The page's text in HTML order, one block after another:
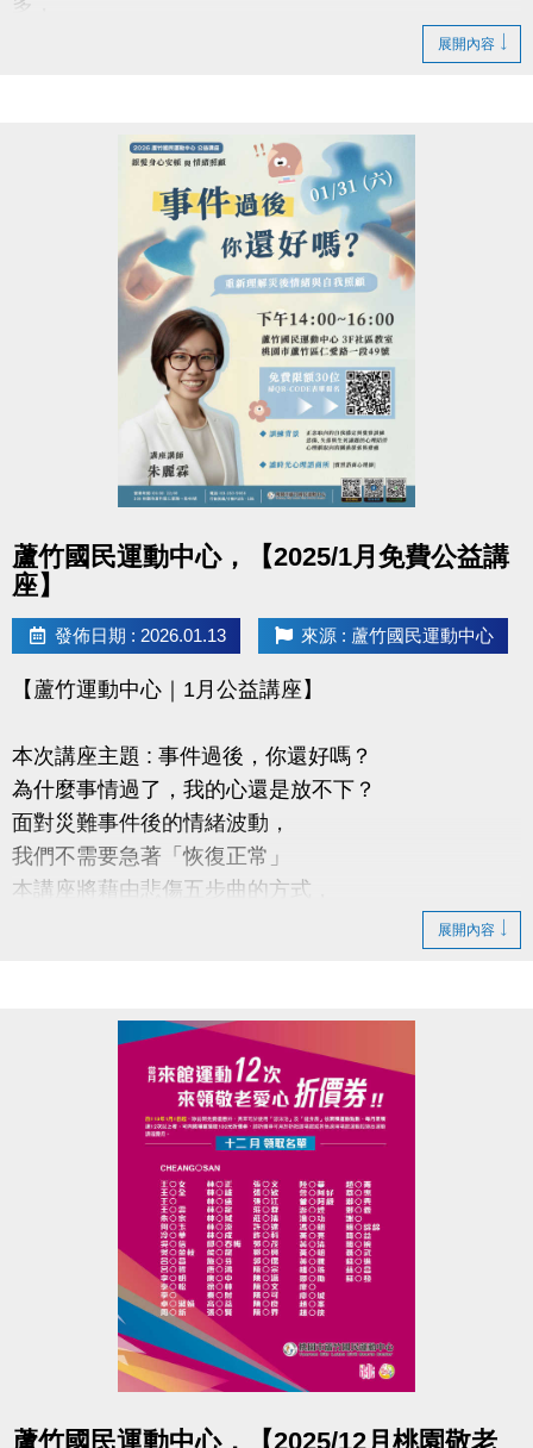
還有部分課程即將開課，只差幾位小小探險家就能啟
快跟著「蘆寶」和「薇薇」一起勇闖雪樂園，
留下最歡樂、最難忘的冬日回憶吧～
【加碼優惠】
凡報名球類營隊任兩梯享9折優惠，三梯享88折優惠!!
【報名資訊】開課前皆可報名，把握最後機會！
報名只到115/1/25(日)請別錯過囉
-洽詢專線：03-2639066 #115、116
-官網 :
https://www.lzsports.com.tw/zh_TW/news/pageID/1/
-FB : 桃園市蘆竹國民運動中心
-IG : @luzhusports
展開內容
蘆竹國民運動中心，【2025/1月免費公益講
座】
發佈日期 : 2026.01.13 來源 : 蘆竹國民運動中心
【蘆竹運動中心｜1月公益講座】
本次講座主題 : 事件過後，你還好嗎？
為什麼事情過了，我的心還是放不下？
面對災難事件後的情緒波動，
我們不需要急著「恢復正常」
本講座將藉由悲傷五步曲的方式，
並藉由看見及練習，提供一個被理解的空間，
重新理解災後情緒與自我找顧：
-正念取向的自我穩定與覺察
-悲傷、失落與生死議題的心理陪伴
-心理劇取向的關係探索與療癒
◆ 時間｜1/31 (六) 14:00－16:00
◆ 地點｜蘆竹國民運動中心 3樓社區教室
◆ 講師｜朱麗霖-謐時光心理諮商 — 實習諮商心理師
專長悲傷輔導與心理劇相關專業訓練
◆ 洽詢專線｜03-2639066 #106
展開內容
蘆竹國民運動中心，【2025/12月桃園敬老